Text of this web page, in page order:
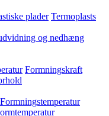
plader Termoplasts
og nedhæng
Formningskraft
Formningstemperatur